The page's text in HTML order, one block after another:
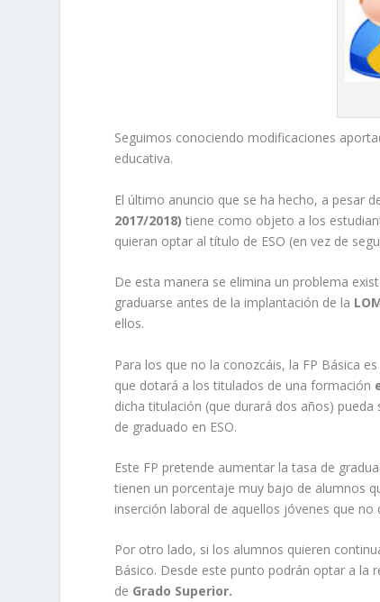
Seguimos conociendo modificaciones
educativa.
El último anuncio que se ha hecho, a pesar
2017/2018) tiene como objeto a los
quieran optar al título de ESO (en vez de
De esta manera se elimina un problema
graduarse antes de la implantación de la
ellos.
Para los que no la conozcáis, la FP Básica
que dotará a los titulados de una formación
dicha titulación (que durará dos años)
de graduado en ESO.
Este FP pretende aumentar la tasa de
tienen un porcentaje muy bajo de alumnos
inserción laboral de aquellos jóvenes que
Por otro lado, si los alumnos quieren
Básico. Desde este punto podrán optar a la
de Grado Superior.